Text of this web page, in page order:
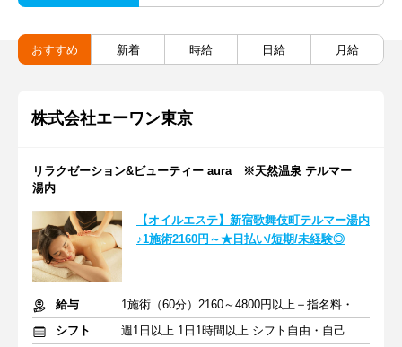
おすすめ 新着 時給 日給 月給
株式会社エーワン東京
リラクゼーション&ビューティー aura ※天然温泉 テルマー
湯内
【オイルエステ】新宿歌舞伎町テルマー湯内
♪1施術2160円～★日払い/短期/未経験◎
給与
1施術（60分）2160～4800円以上＋指名料・インセン
シフト
週1日以上 1日1時間以上 シフト自由・自己申告